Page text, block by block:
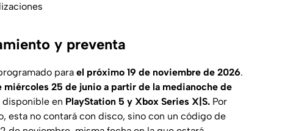
y preventa
para el próximo 19 de noviembre de 2026.
miércoles 25 de junio a partir de la medianoche de
disponible en PlayStation 5 y Xbox Series X|S. Por
esta no contará con disco, sino con un código de